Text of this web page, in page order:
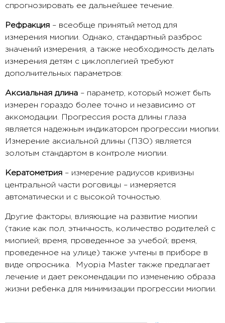
спрогнозировать ее дальнейшее течение.
Рефракция – всеобще принятый метод для
измерения миопии. Однако, стандартный разброс
значений измерения, а также необходимость делать
измерения детям с циклоплегией требуют
дополнительных параметров:
Аксиальная длина – параметр, который может быть
измерен гораздо более точно и независимо от
аккомодации. Прогрессия роста длины глаза
является надежным индикатором прогрессии миопии.
Измерение аксиальной длины (ПЗО) является
золотым стандартом в контроле миопии.
Кератометрия – измерение радиусов кривизны
центральной части роговицы – измеряется
автоматически и с высокой точностью.
Другие факторы, влияющие на развитие миопии
(такие как пол, этничность, количество родителей с
миопией; время, проведенное за учебой; время,
проведенное на улице) также учтены в приборе в
виде опросника. Myopia Master также предлагает
лечение и дает рекомендации по изменению образа
жизни ребенка для минимизации прогрессии миопии.